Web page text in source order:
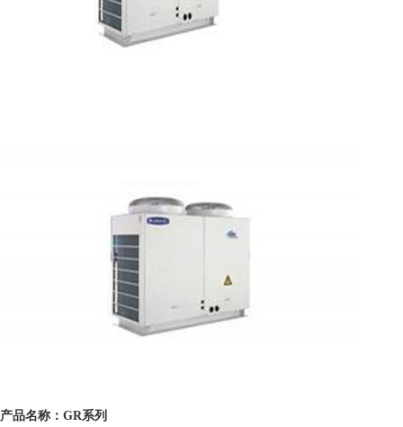
产品名称：GR系列